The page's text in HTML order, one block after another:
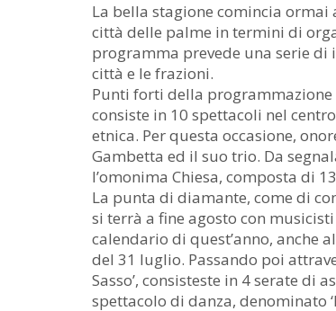
La bella stagione comincia ormai
città delle palme in termini di
programma prevede una serie di
città e le frazioni.
Punti forti della programmazione
consiste in 10 spettacoli nel
etnica. Per questa occasione,
Gambetta ed il suo trio. Da
l’omonima Chiesa, composta di
La punta di diamante, come di
si terrà a fine agosto con
calendario di quest’anno, anche
del 31 luglio. Passando poi
Sasso’, consisteste in 4 serate di
spettacolo di danza, denominato